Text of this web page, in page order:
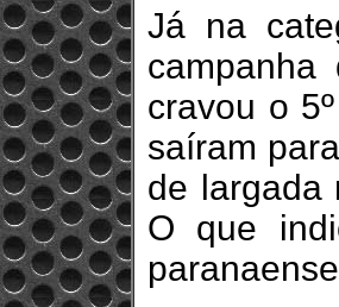
Já na
cravou o
saíram
de largada
O que